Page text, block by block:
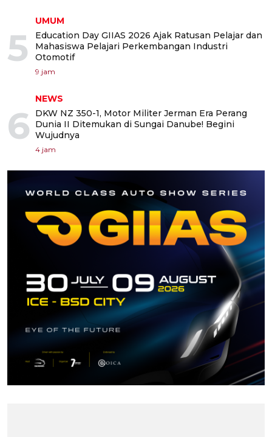
5
UMUM
Education Day GIIAS 2026 Ajak Ratusan Pelajar dan
Mahasiswa Pelajari Perkembangan Industri
Otomotif
9 jam
6
NEWS
DKW NZ 350-1, Motor Militer Jerman Era Perang
Dunia II Ditemukan di Sungai Danube! Begini
Wujudnya
4 jam